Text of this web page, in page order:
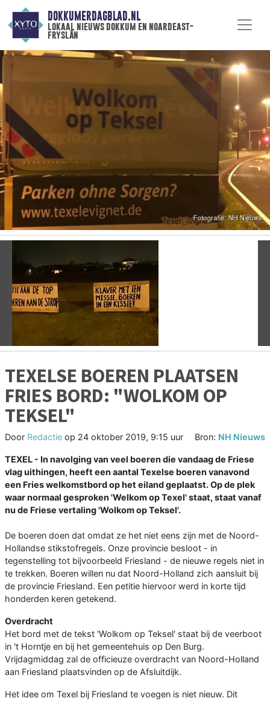
DOKKUMERDAGBLAD.NL
lokaal nieuws dokkum en noardeast-
fryslân
Vorige
TEXELSE BOEREN PLAATSEN
FRIES BORD: "WOLKOM OP
TEKSEL"
Door Redactie op 24 oktober 2019, 9:15 uur Bron: NH Nieuws
TEXEL - In navolging van veel boeren die vandaag de Friese
vlag uithingen, heeft een aantal Texelse boeren vanavond
een Fries welkomstbord op het eiland geplaatst. Op de plek
waar normaal gesproken 'Welkom op Texel' staat, staat vanaf
nu de Friese vertaling 'Wolkom op Teksel'.
De boeren doen dat omdat ze het niet eens zijn met de Noord-
Hollandse stikstofregels. Onze provincie besloot - in
tegenstelling tot bijvoorbeeld Friesland - de nieuwe regels niet in
te trekken. Boeren willen nu dat Noord-Holland zich aansluit bij
de provincie Friesland. Een petitie hiervoor werd in korte tijd
honderden keren getekend.
Overdracht
Het bord met de tekst 'Wolkom op Teksel' staat bij de veerboot
in 't Horntje en bij het gemeentehuis op Den Burg.
Vrijdagmiddag zal de officieuze overdracht van Noord-Holland
aan Friesland plaatsvinden op de Afsluitdijk.
Het idee om Texel bij Friesland te voegen is niet nieuw. Dit